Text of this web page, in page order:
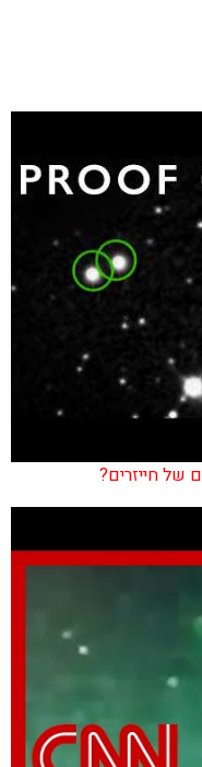
של חייזרים?